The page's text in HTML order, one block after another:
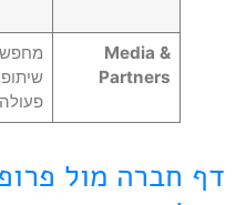
Media &
Partners
דף חברה מול